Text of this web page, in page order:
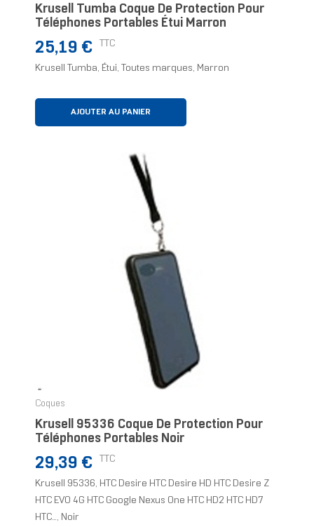
Krusell Tumba Coque De Protection Pour
Téléphones Portables Étui Marron
Prix
25,19 € TTC
Krusell Tumba, Étui, Toutes marques, Marron
AJOUTER AU PANIER
Coques
Krusell 95336 Coque De Protection Pour
Téléphones Portables Noir
Prix
29,39 € TTC
Krusell 95336, HTC Desire HTC Desire HD HTC Desire Z
HTC EVO 4G HTC Google Nexus One HTC HD2 HTC HD7
HTC..., Noir